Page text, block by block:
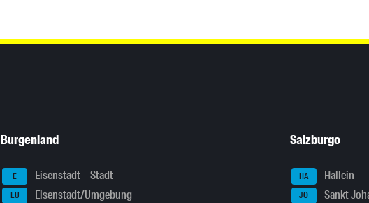
Burgenland
E Eisenstadt – Stadt
EU Eisenstadt/Umgebung
Salzburgo
HA Hallein
JO Sankt